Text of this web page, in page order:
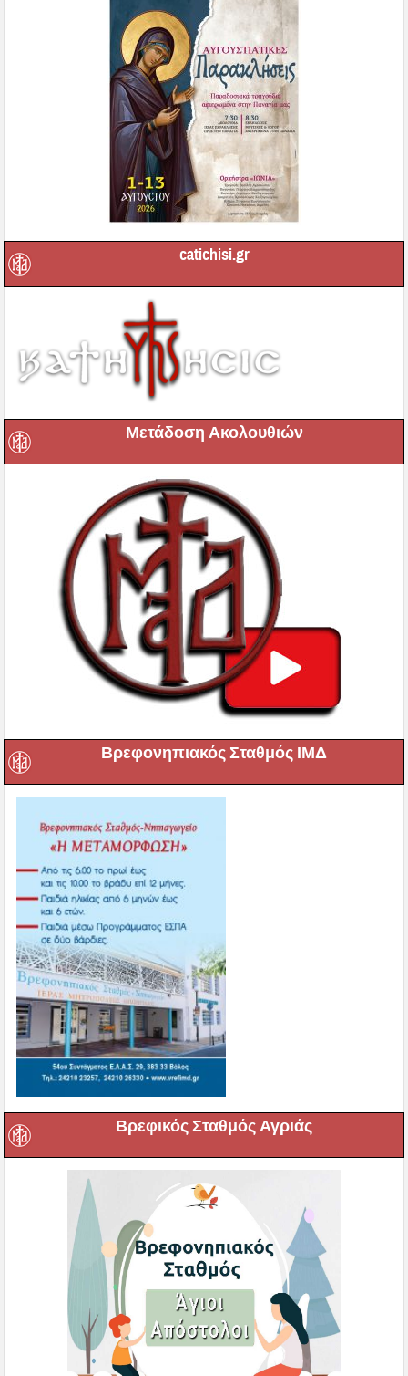
catichisi.gr
Μετάδοση Ακολουθιών
Βρεφονηπιακός Σταθμός ΙΜΔ
Βρεφικός Σταθμός Αγριάς